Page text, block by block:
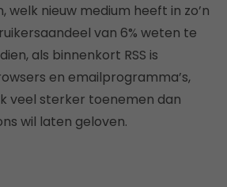
welk nieuw medium heeft in zo’n
van 6% weten te
als binnenkort RSS is
en emailprogramma’s,
veel sterker toenemen dan
wil laten geloven.